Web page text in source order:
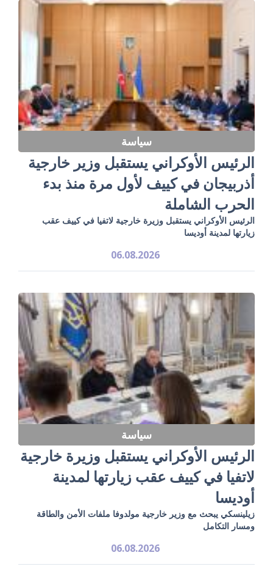
سياسة
الرئيس الأوكراني يستقبل وزير خارجية
أذربيجان في كييف لأول مرة منذ بدء
الحرب الشاملة
الرئيس الأوكراني يستقبل وزيرة خارجية لاتفيا في كييف عقب
زيارتها لمدينة أوديسا
06.08.2026
سياسة
الرئيس الأوكراني يستقبل وزيرة خارجية
لاتفيا في كييف عقب زيارتها لمدينة
أوديسا
زيلينسكي يبحث مع وزير خارجية مولدوفا ملفات الأمن والطاقة
ومسار التكامل
06.08.2026